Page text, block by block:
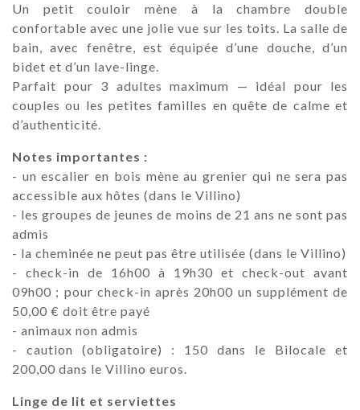
Un petit couloir mène à la chambre double
confortable avec une jolie vue sur les toits. La salle de
bain, avec fenêtre, est équipée d’une douche, d’un
bidet et d’un lave-linge.
Parfait pour 3 adultes maximum — idéal pour les
couples ou les petites familles en quête de calme et
d’authenticité.
Notes importantes :
- un escalier en bois mène au grenier qui ne sera pas
accessible aux hôtes (dans le Villino)
- les groupes de jeunes de moins de 21 ans ne sont pas
admis
- la cheminée ne peut pas être utilisée (dans le Villino)
- check-in de 16h00 à 19h30 et check-out avant
09h00 ; pour check-in après 20h00 un supplément de
50,00 € doit être payé
- animaux non admis
- caution (obligatoire) : 150 dans le Bilocale et
200,00 dans le Villino euros.
Linge de lit et serviettes